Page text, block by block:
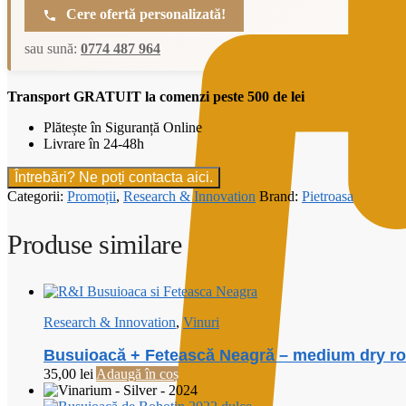
Romaneasca
Riesling
demisec
Cere ofertă personalizată!
sau sună: 0774 487 964
Transport GRATUIT la comenzi peste 500 de lei
Plătește în Siguranță Online
Livrare în 24-48h
Întrebări? Ne poți contacta aici.
Categorii: Promoții, Research & Innovation Brand: Pietroasa
Produse similare
Research & Innovation,Vinuri
Busuioacă + Fetească Neagră – medium dry
35,00 lei Adaugă în coș